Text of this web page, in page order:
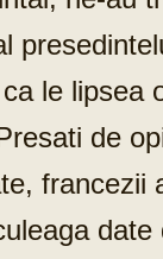
le lipsea
de
francezii